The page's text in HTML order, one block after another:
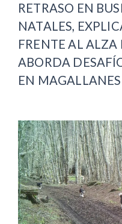
RETRASO EN
NATALES,
FRENTE AL ALZA
ABORDA
EN MAGALLANES